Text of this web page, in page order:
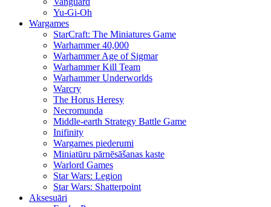
Yu-Gi-Oh
Wargames
StarCraft: The Miniatures Game
Warhammer 40,000
Warhammer Age of Sigmar
Warhammer Kill Team
Warhammer Underworlds
Warcry
The Horus Heresy
Necromunda
Middle-earth Strategy Battle Game
Inifinity
Wargames piederumi
Miniatūru pārnēsāšanas kaste
Warlord Games
Star Wars: Legion
Star Wars: Shatterpoint
Aksesuāri